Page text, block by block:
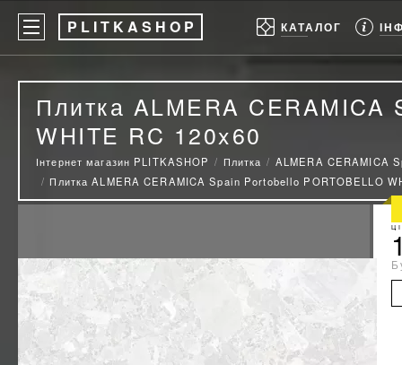
P LITKASHOP КАТАЛОГ
Плитка ALMERA
WHITE RC 120x60
Інтернет магазин PLITKASHOP Плитка
ALMERA CERAMICA
Плитка ALMERA CERAMICA Spain Portobello PORTOBELLO